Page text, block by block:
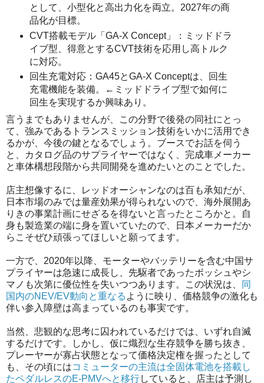
として、小型化と高出力化を両立。2027年の商
品化が目標。
CVT搭載モデル「GA-X Concept」：ミッドドラ
イブ型、得意とするCVT技術を応用し高トルク
に対応。
回生充電対応：GA45とGA-X Conceptは、回生
充電機能を装備。←ミッドドライブ型で如何に
回生を実現するか興味あり。
言うまでもありませんが、この分野で後発の同社にとっ
て、強みであるトランスミッション技術をいかに活用でき
るかが、今後の鍵となるでしょう。ブースでお話を伺う
と、カタログ品のサプライヤーではなく、完成車メーカー
と車体構想段階から共同開発を進めたいとのことでした。
店主想像するに、レッドオーシャンなのは百も承知だが、
日本市場のみでは量産効果が得られないので、海外展開あ
りきの事業計画にせざるを得ないと言ったところかと。自
身も製造業の端に身を置いていたので、
日本メーカーだか
らこそぜひ頑張ってほしいと願ってます。
一方で、2020年以降、モーターやバッテリーを含む中国サ
プライヤーは急速に成長し、先駆者であったボッシュやシ
マノも次第に優位性を失いつつあります。この状況は、
同
国内のNEV/EV動向と重なる ように映り、価格競争の激化も
伴い参入障壁は高まっているのも事実です。
当然、悲観的な思考に囚われているだけでは、いずれ自滅
するだけです。しかし、仮に熾烈な生存競争を勝ち抜き、
プレーヤーが寡占状態となって価格決定権を握ったとして
も、その頃にはコミューターの主流は全固体電池を搭載し
たペダルレスのE-PMVへと移行していると、店主は予測し